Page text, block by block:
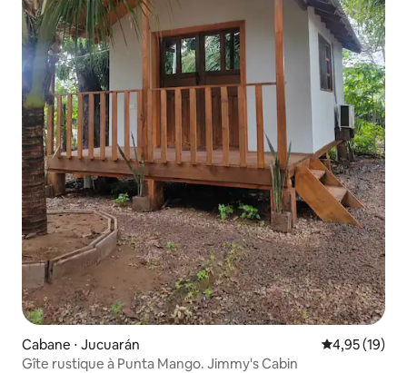
Cabane ⋅ Jucuarán Évaluation
4,95 (19)
Gîte rustique à Punta Mango. Jimmy's Cabin